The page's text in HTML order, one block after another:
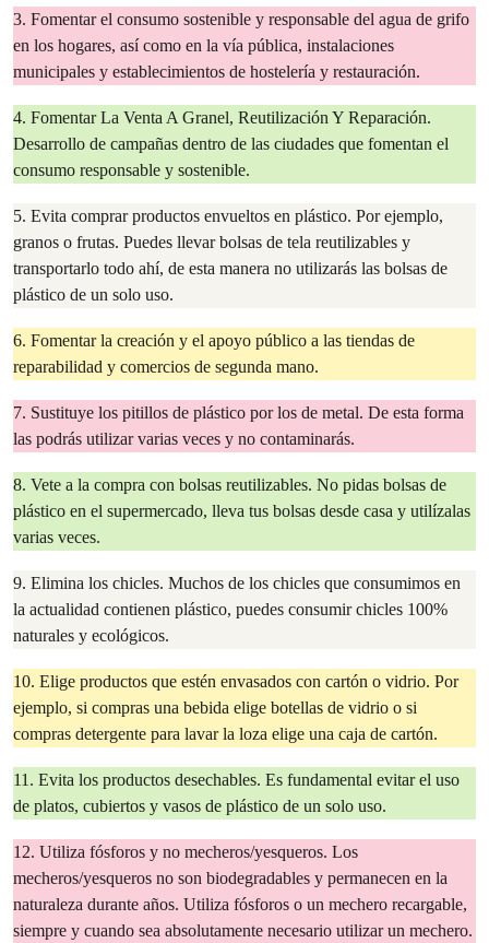
3. Fomentar el consumo sostenible y responsable del agua de grifo
en los hogares, así como en la vía pública, instalaciones
municipales y establecimientos de hostelería y restauración.
4. Fomentar La Venta A Granel, Reutilización Y Reparación.
Desarrollo de campañas dentro de las ciudades que fomentan el
consumo responsable y sostenible.
5. Evita comprar productos envueltos en plástico. Por ejemplo,
granos o frutas. Puedes llevar bolsas de tela reutilizables y
transportarlo todo ahí, de esta manera no utilizarás las bolsas de
plástico de un solo uso.
6. Fomentar la creación y el apoyo público a las tiendas de
reparabilidad y comercios de segunda mano.
7. Sustituye los pitillos de plástico por los de metal. De esta forma
las podrás utilizar varias veces y no contaminarás.
8. Vete a la compra con bolsas reutilizables. No pidas bolsas de
plástico en el supermercado, lleva tus bolsas desde casa y utilízalas
varias veces.
9. Elimina los chicles. Muchos de los chicles que consumimos en
la actualidad contienen plástico, puedes consumir chicles 100%
naturales y ecológicos.
10. Elige productos que estén envasados con cartón o vidrio. Por
ejemplo, si compras una bebida elige botellas de vidrio o si
compras detergente para lavar la loza elige una caja de cartón.
11. Evita los productos desechables. Es fundamental evitar el uso
de platos, cubiertos y vasos de plástico de un solo uso.
12. Utiliza fósforos y no mecheros/yesqueros. Los
mecheros/yesqueros no son biodegradables y permanecen en la
naturaleza durante años. Utiliza fósforos o un mechero recargable,
siempre y cuando sea absolutamente necesario utilizar un mechero.